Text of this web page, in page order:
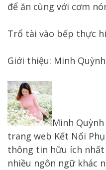
để ăn cùng với cơm
Trổ tài vào bếp thực
Giới thiệu: Minh Quỳnh
Minh
trang web Kết Nối
thông tin hữu ích
nhiều ngôn ngữ khác